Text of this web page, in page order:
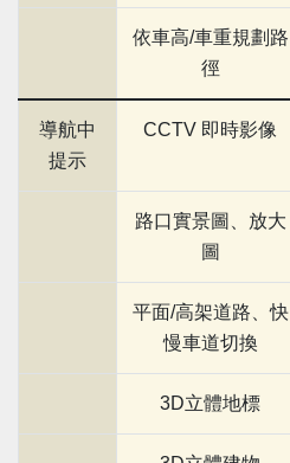
依車高/車重規劃路
徑
導航中
提示
CCTV 即時影像
路口實景圖、放大
圖
平面/高架道路、快
慢車道切換
3D立體地標